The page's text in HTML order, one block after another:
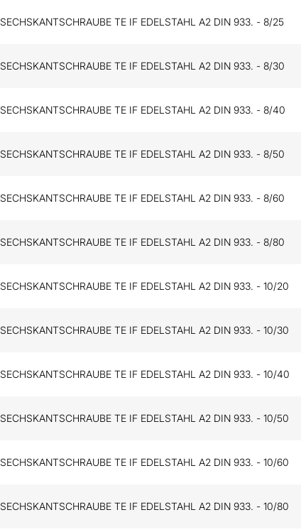
SECHSKANTSCHRAUBE TE IF EDELSTAHL A2 DIN 933. - 8/25
SECHSKANTSCHRAUBE TE IF EDELSTAHL A2 DIN 933. - 8/30
SECHSKANTSCHRAUBE TE IF EDELSTAHL A2 DIN 933. - 8/40
SECHSKANTSCHRAUBE TE IF EDELSTAHL A2 DIN 933. - 8/50
SECHSKANTSCHRAUBE TE IF EDELSTAHL A2 DIN 933. - 8/60
SECHSKANTSCHRAUBE TE IF EDELSTAHL A2 DIN 933. - 8/80
SECHSKANTSCHRAUBE TE IF EDELSTAHL A2 DIN 933. - 10/20
SECHSKANTSCHRAUBE TE IF EDELSTAHL A2 DIN 933. - 10/30
SECHSKANTSCHRAUBE TE IF EDELSTAHL A2 DIN 933. - 10/40
SECHSKANTSCHRAUBE TE IF EDELSTAHL A2 DIN 933. - 10/50
SECHSKANTSCHRAUBE TE IF EDELSTAHL A2 DIN 933. - 10/60
SECHSKANTSCHRAUBE TE IF EDELSTAHL A2 DIN 933. - 10/80